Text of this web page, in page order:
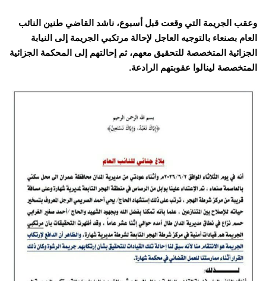
وعقب الجريمة التي وقعت قبل أسبوع، ناشد القاضي طنين النائب
العام بصنعاء بالتوجيه العاجل لإحالة مرتكبي الجريمة إلى النيابة
الجزائية المتخصصة للتحقيق معهم، ثم إحالتهم إلى المحكمة الجزائية
المتخصصة لينالوا عقوبتهم الرادعة.